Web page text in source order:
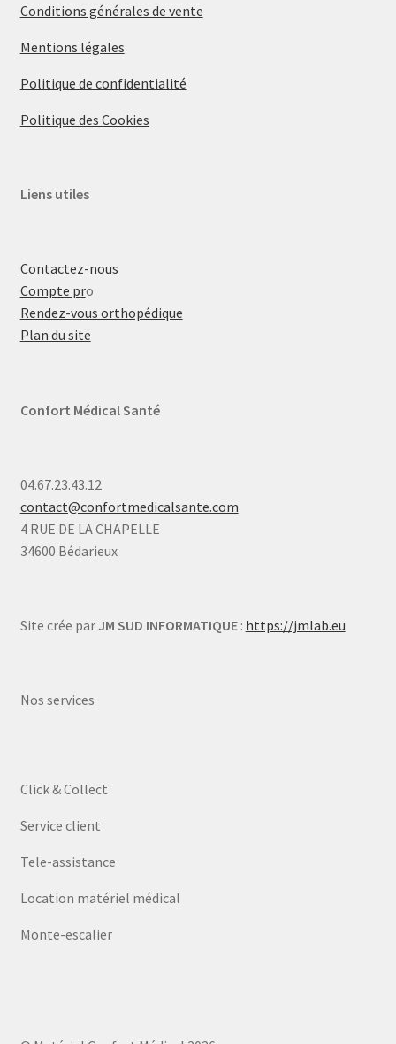
Conditions générales de vente
Mentions légales
Politique de confidentialité
Politique des Cookies
Liens utiles
Contactez-nous
Compte pro
Rendez-vous orthopédique
Plan du site
Confort Médical Santé
04.67.23.43.12
contact@confortmedicalsante.com
4 RUE DE LA CHAPELLE
34600 Bédarieux
Site crée par JM SUD INFORMATIQUE: https://jmlab.eu
Nos services
Click & Collect
Service client
Tele-assistance
Location matériel médical
Monte-escalier